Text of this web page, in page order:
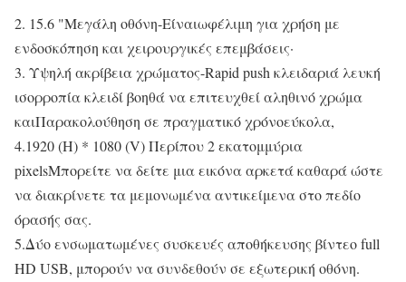
2. 15.6 "Μεγάλη οθόνη-Είναιωφέλιμη για χρήση με
ενδοσκόπηση και χειρουργικές επεμβάσεις·
3. Υψηλή ακρίβεια χρώματος-Rapid push κλειδαριά λευκή
ισορροπία κλειδί βοηθά να επιτευχθεί αληθινό χρώμα
καιΠαρακολούθηση σε πραγματικό χρόνοεύκολα,
4.1920 (H) * 1080 (V) Περίπου 2 εκατομμύρια
pixelsΜπορείτε να δείτε μια εικόνα αρκετά καθαρά ώστε
να διακρίνετε τα μεμονωμένα αντικείμενα στο πεδίο
όρασής σας.
5.Δύο ενσωματωμένες συσκευές αποθήκευσης βίντεο full
HD USB, μπορούν να συνδεθούν σε εξωτερική οθόνη.